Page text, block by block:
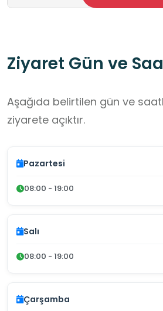
Ziyaret Gün ve
Aşağıda belirtilen gün ve
ziyarete açıktır.
Pazartesi
08:00 - 19:00
Salı
08:00 - 19:00
Çarşamba